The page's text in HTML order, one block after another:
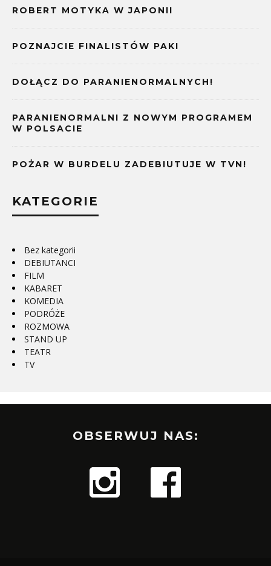
ROBERT MOTYKA W JAPONII
POZNAJCIE FINALISTÓW PAKI
DOŁĄCZ DO PARANIENORMALNYCH!
PARANIENORMALNI Z NOWYM PROGRAMEM
W POLSACIE
POŻAR W BURDELU ZADEBIUTUJE W TVN!
KATEGORIE
Bez kategorii
DEBIUTANCI
FILM
KABARET
KOMEDIA
PODRÓŻE
ROZMOWA
STAND UP
TEATR
TV
OBSERWUJ NAS: